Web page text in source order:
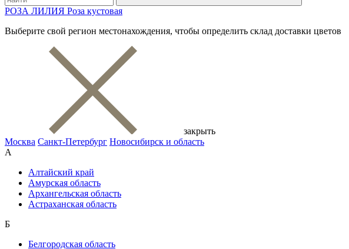
РОЗА ЛИЛИЯ Роза кустовая
Выберите свой регион местонахождения, чтобы определить склад доставки цветов
закрыть
Москва Санкт-Петербург Новосибирск и область
А
Алтайский край
Амурская область
Архангельская область
Астраханская область
Б
Белгородская область